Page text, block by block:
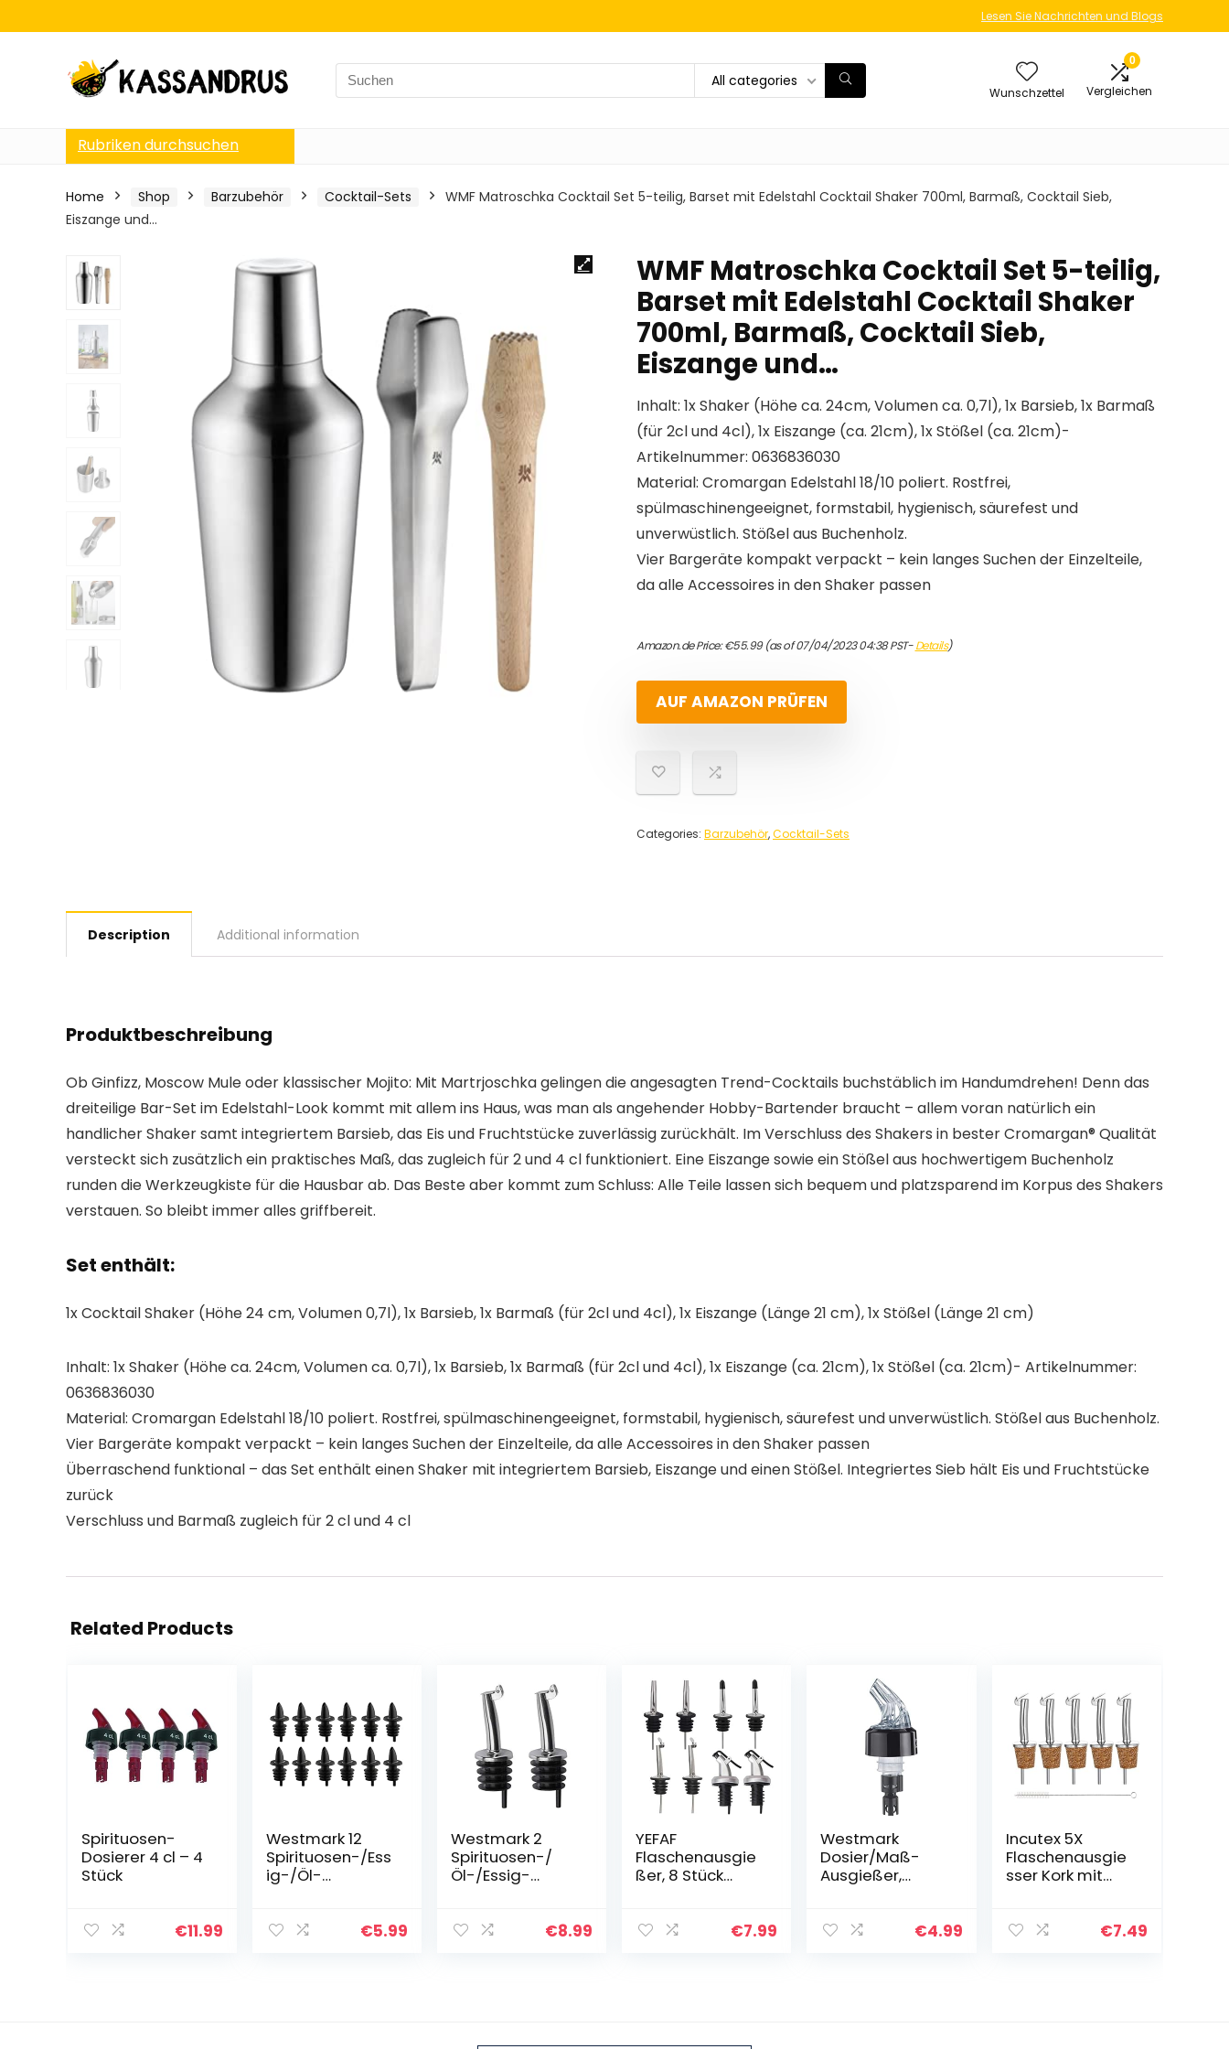
Lesen Sie Nachrichten und Blogs
Search
for:
All categories
Wunschzettel
0
Vergleichen
Rubriken durchsuchen
Home Shop Barzubehör Cocktail-Sets
WMF Matroschka Cocktail Set 5-teilig, Barset mit Edelstahl Cocktail Shaker 700ml, Barmaß, Cocktail Sieb,
Eiszange und…
WMF Matroschka Cocktail Set 5-teilig,
Barset mit Edelstahl Cocktail Shaker
700ml, Barmaß, Cocktail Sieb,
Eiszange und…
Inhalt: 1x Shaker (Höhe ca. 24cm, Volumen ca. 0,7l), 1x Barsieb, 1x Barmaß
(für 2cl und 4cl), 1x Eiszange (ca. 21cm), 1x Stößel (ca. 21cm)-
Artikelnummer: 0636836030
Material: Cromargan Edelstahl 18/10 poliert. Rostfrei,
spülmaschinengeeignet, formstabil, hygienisch, säurefest und
unverwüstlich. Stößel aus Buchenholz.
Vier Bargeräte kompakt verpackt – kein langes Suchen der Einzelteile,
da alle Accessoires in den Shaker passen
Amazon.de Price:€55.99(as of 07/04/2023 04:38 PST-Details)
AUF AMAZON PRÜFEN
Categories: Barzubehör,Cocktail-Sets
Description Additional information
Produktbeschreibung
Ob Ginfizz, Moscow Mule oder klassischer Mojito: Mit Martrjoschka gelingen die angesagten Trend-Cocktails buchstäblich im Handumdrehen! Denn das
dreiteilige Bar-Set im Edelstahl-Look kommt mit allem ins Haus, was man als angehender Hobby-Bartender braucht – allem voran natürlich ein
handlicher Shaker samt integriertem Barsieb, das Eis und Fruchtstücke zuverlässig zurückhält. Im Verschluss des Shakers in bester Cromargan® Qualität
versteckt sich zusätzlich ein praktisches Maß, das zugleich für 2 und 4 cl funktioniert. Eine Eiszange sowie ein Stößel aus hochwertigem Buchenholz
runden die Werkzeugkiste für die Hausbar ab. Das Beste aber kommt zum Schluss: Alle Teile lassen sich bequem und platzsparend im Korpus des Shakers
verstauen. So bleibt immer alles griffbereit.
Set enthält:
1x Cocktail Shaker (Höhe 24 cm, Volumen 0,7l), 1x Barsieb, 1x Barmaß (für 2cl und 4cl), 1x Eiszange (Länge 21 cm), 1x Stößel (Länge 21 cm)
Inhalt: 1x Shaker (Höhe ca. 24cm, Volumen ca. 0,7l), 1x Barsieb, 1x Barmaß (für 2cl und 4cl), 1x Eiszange (ca. 21cm), 1x Stößel (ca. 21cm)- Artikelnummer:
0636836030
Material: Cromargan Edelstahl 18/10 poliert. Rostfrei, spülmaschinengeeignet, formstabil, hygienisch, säurefest und unverwüstlich. Stößel aus Buchenholz.
Vier Bargeräte kompakt verpackt – kein langes Suchen der Einzelteile, da alle Accessoires in den Shaker passen
Überraschend funktional – das Set enthält einen Shaker mit integriertem Barsieb, Eiszange und einen Stößel. Integriertes Sieb hält Eis und Fruchtstücke
zurück
Verschluss und Barmaß zugleich für 2 cl und 4 cl
Related Products
Spirituosen-
Dosierer 4 cl – 4
Stück
€11.99
Westmark 12
Spirituosen-/Ess
ig-/Öl-
Dosierer mit €5.99
Westmark 2
Spirituosen-/
Öl-/Essig-
Kläppchen, mit
€8.99
YEFAF
Flaschenausgie
ßer, 8 Stück
Gummidichtung
€7.99
Westmark
Dosier/Maß-
Ausgießer,
Ausguss: 2 cl,€4.99
Incutex 5X
Flaschenausgie
sser Kork mit
Flasche
€7.49